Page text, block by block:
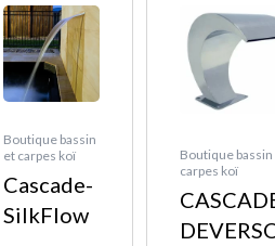
Boutique bassin
et carpes koï
Cascade-
SilkFlow
de
à
produit
a
plusieurs
variations.
Les
options
peuvent
être
Boutique
carpes koï
produit
plusieurs
variations.
options
peuvent
être